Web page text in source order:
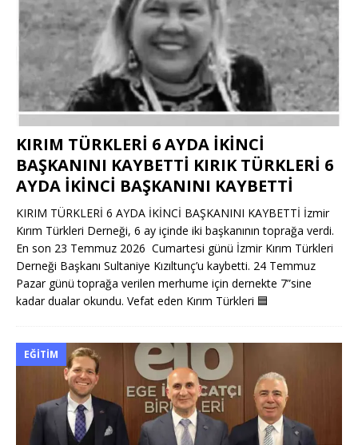
KIRIM TÜRKLERİ 6 AYDA İKİNCİ
BAŞKANINI KAYBETTİ KIRIK TÜRKLERİ 6
AYDA İKİNCİ BAŞKANINI KAYBETTİ
KIRIM TÜRKLERİ 6 AYDA İKİNCİ BAŞKANINI KAYBETTİ İzmir
Kırım Türkleri Derneği, 6 ay içinde iki başkanının toprağa verdi.
En son 23 Temmuz 2026 Cumartesi günü İzmir Kırım Türkleri
Derneği Başkanı Sultaniye Kızıltunç’u kaybetti. 24 Temmuz
Pazar günü toprağa verilen merhume için dernekte 7”sine
kadar dualar okundu. Vefat eden Kırım Türkleri 🟦
EĞITIM